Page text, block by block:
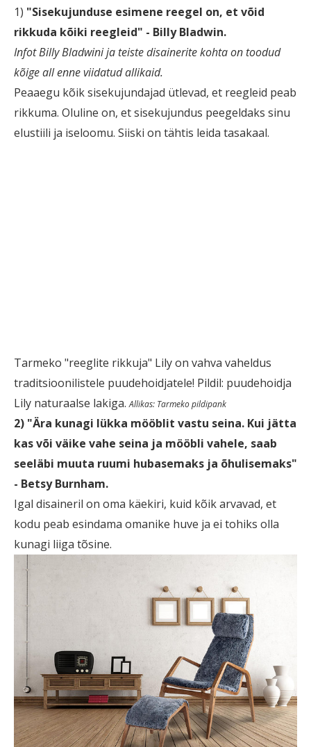
1) "Sisekujunduse esimene reegel on, et võid
rikkuda kõiki reegleid" - Billy Bladwin.
Infot Billy Bladwini ja teiste disainerite kohta on toodud
kõige all enne viidatud allikaid.
Peaaegu kõik sisekujundajad ütlevad, et reegleid peab
rikkuma. Oluline on, et sisekujundus peegeldaks sinu
elustiili ja iseloomu. Siiski on tähtis leida tasakaal.
Tarmeko "reeglite rikkuja" Lily on vahva vaheldus
traditsioonilistele puudehoidjatele! Pildil: puudehoidja
Lily naturaalse lakiga.Allikas: Tarmeko pildipank
2) "Ära kunagi lükka mööblit vastu seina. Kui jätta
kas või väike vahe seina ja mööbli vahele, saab
seeläbi muuta ruumi hubasemaks ja õhulisemaks"
- Betsy Burnham.
Igal disaineril on oma käekiri, kuid kõik arvavad, et
kodu peab esindama omanike huve ja ei tohiks olla
kunagi liiga tõsine.